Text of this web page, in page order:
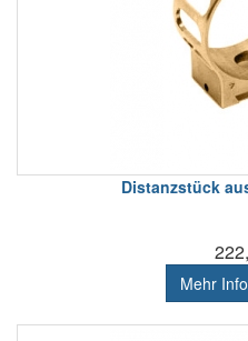
Distanzstück
Mehr